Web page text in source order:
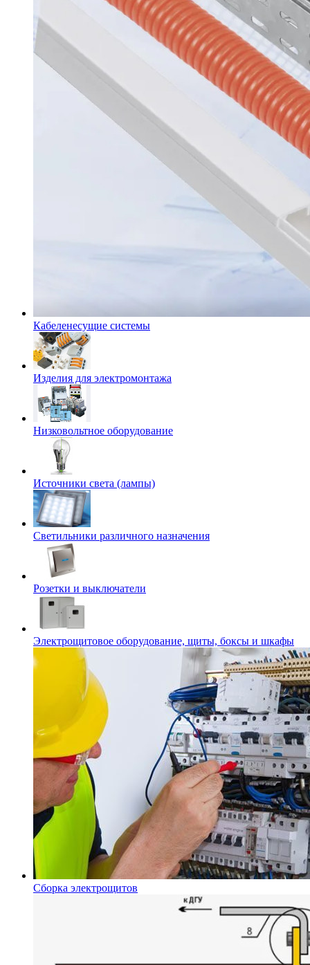
Кабеленесущие системы
Изделия для электромонтажа
Низковольтное оборудование
Источники света (лампы)
Светильники различного назначения
Розетки и выключатели
Электрощитовое оборудование, щиты, боксы и шкафы
Сборка электрощитов